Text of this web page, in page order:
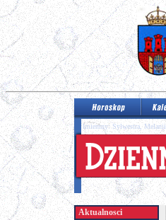
Imieniny: Sylwestra, Melanii
Aktualnosci